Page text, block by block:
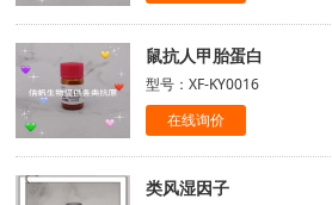
鼠抗人甲胎蛋白
型号：XF-KY0016
在线询价
类风湿因子